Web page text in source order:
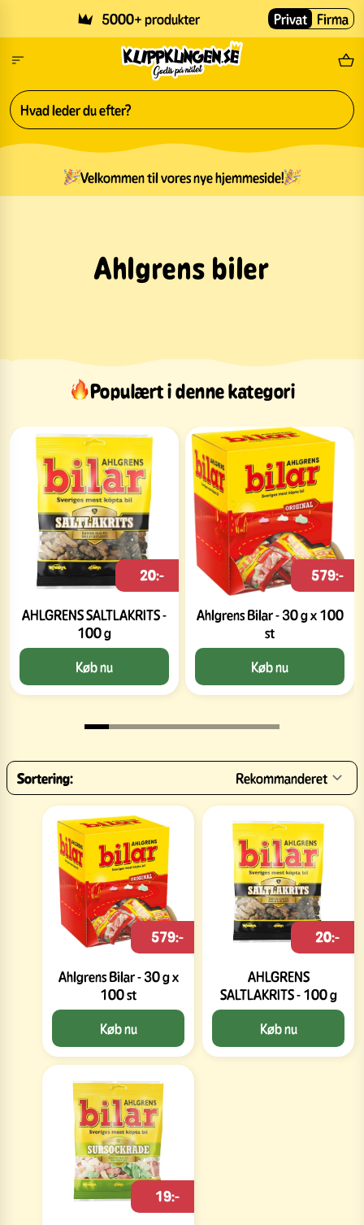
5000+ produkter Privat Firma
Velkommen til vores nye hjemmeside!
Ahlgrens biler
Populært i denne kategori
AHLGRENS SALTLAKRITS -
100 g
20:-
Køb nu
Ahlgrens Bilar - 30 g x 100
st
579:-
Køb nu
Sortering: Rekommanderet
Ahlgrens Bilar - 30 g x
100 st
579:-
Køb nu
AHLGRENS
SALTLAKRITS - 100 g
20:-
Køb nu
19:-